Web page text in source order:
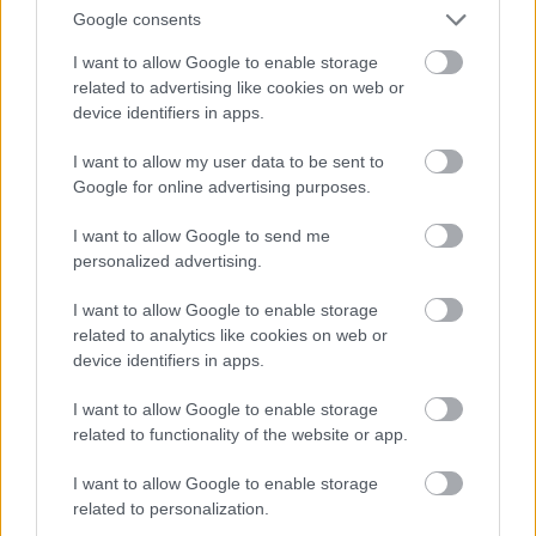
Google consents
I want to allow Google to enable storage
related to advertising like cookies on web or
device identifiers in apps.
I want to allow my user data to be sent to
Google for online advertising purposes.
I want to allow Google to send me
personalized advertising.
I want to allow Google to enable storage
related to analytics like cookies on web or
device identifiers in apps.
I want to allow Google to enable storage
related to functionality of the website or app.
I want to allow Google to enable storage
related to personalization.
Mert az előadást színészek csinálják. Általában. Itt
azonban már a test is dokumentum, az előadó teste.
Persze, nem színészmentes buli ez, de nem is
egészen marad meg az előadóművészet profijai
között. Eddig tizenkilenc országban adták elő, és a
Meryl Streep(ez a kisebb meglepetés), vagy
Hillary Clinton(ez a nagyobb). Nálunk újságírók,
aktivisták, politikusnők, igazgatónők, sőt, a Frajle
együttes tagjai állnak színpadra előadóként.
Miért nem előadás?
Sjögren szerkesztőként, nem pedig eredeti
szerzőként jegyzi a darabot – a hét erős, többnyire
aktivizmussal is foglalkozó nő történetét hét
drámaírónő jegyezte le, ahogy egy újságíró jegyezné
le az elhangzottakat. Így aztán hét társszerzőt